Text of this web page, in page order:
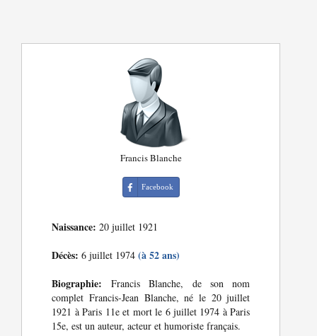
Francis Blanche
Facebook
Naissance: 20 juillet 1921
Décès: 6 juillet 1974(à 52 ans)
Biographie: Francis Blanche, de son nom
complet Francis-Jean Blanche, né le 20 juillet
1921 à Paris 11e et mort le 6 juillet 1974 à Paris
15e, est un auteur, acteur et humoriste français.